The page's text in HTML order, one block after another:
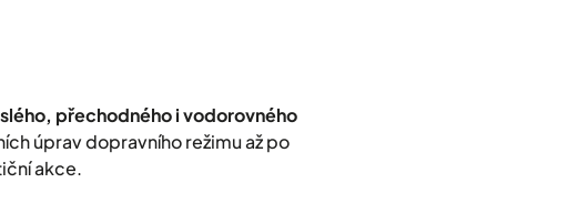
přechodného i vodorovného
úprav dopravního režimu až po
akce.